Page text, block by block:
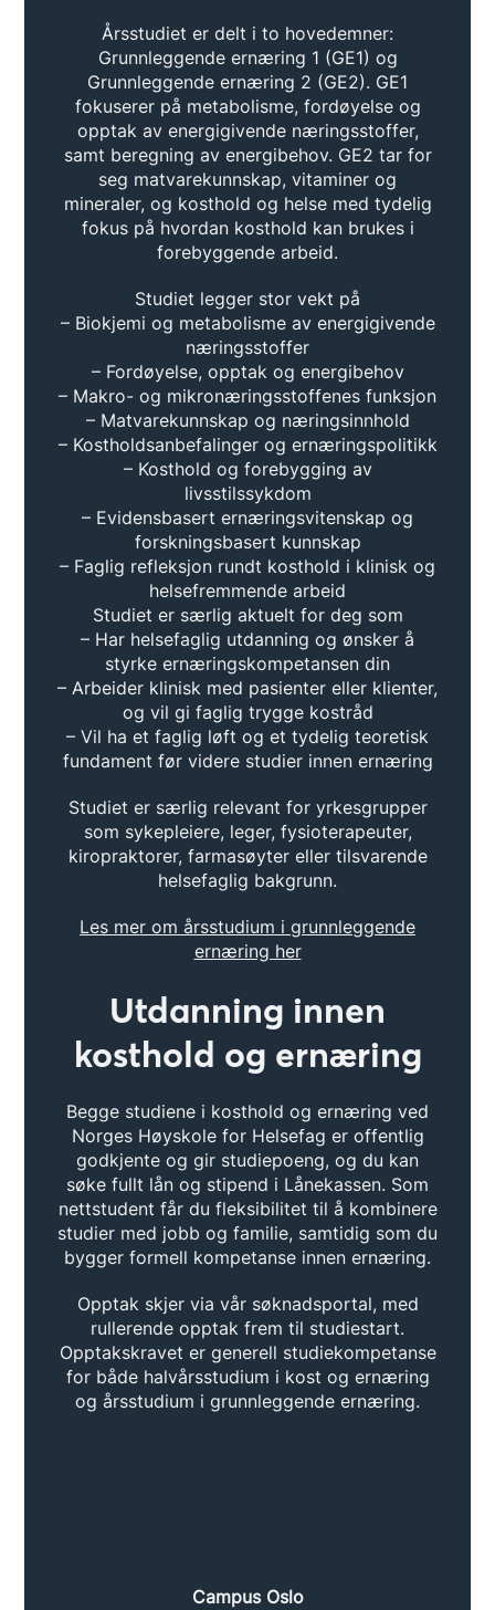
Årsstudiet er delt i to hovedemner:
Grunnleggende ernæring 1 (GE1) og
Grunnleggende ernæring 2 (GE2). GE1
fokuserer på metabolisme, fordøyelse og
opptak av energigivende næringsstoffer,
samt beregning av energibehov. GE2 tar for
seg matvarekunnskap, vitaminer og
mineraler, og kosthold og helse med tydelig
fokus på hvordan kosthold kan brukes i
forebyggende arbeid.
Studiet legger stor vekt på
– Biokjemi og metabolisme av energigivende
næringsstoffer
– Fordøyelse, opptak og energibehov
– Makro- og mikronæringsstoffenes funksjon
– Matvarekunnskap og næringsinnhold
– Kostholdsanbefalinger og ernæringspolitikk
– Kosthold og forebygging av
livsstilssykdom
– Evidensbasert ernæringsvitenskap og
forskningsbasert kunnskap
– Faglig refleksjon rundt kosthold i klinisk og
helsefremmende arbeid
Studiet er særlig aktuelt for deg som
– Har helsefaglig utdanning og ønsker å
styrke ernæringskompetansen din
– Arbeider klinisk med pasienter eller klienter,
og vil gi faglig trygge kostråd
– Vil ha et faglig løft og et tydelig teoretisk
fundament før videre studier innen ernæring
Studiet er særlig relevant for yrkesgrupper
som sykepleiere, leger, fysioterapeuter,
kiropraktorer, farmasøyter eller tilsvarende
helsefaglig bakgrunn.
Les mer om årsstudium i grunnleggende
ernæring her
Utdanning innen
kosthold og ernæring
Begge studiene i kosthold og ernæring ved
Norges Høyskole for Helsefag er offentlig
godkjente og gir studiepoeng, og du kan
søke fullt lån og stipend i Lånekassen. Som
nettstudent får du fleksibilitet til å kombinere
studier med jobb og familie, samtidig som du
bygger formell kompetanse innen ernæring.
Opptak skjer via vår søknadsportal, med
rullerende opptak frem til studiestart.
Opptakskravet er generell studiekompetanse
for både halvårsstudium i kost og ernæring
og årsstudium i grunnleggende ernæring.
Campus Oslo